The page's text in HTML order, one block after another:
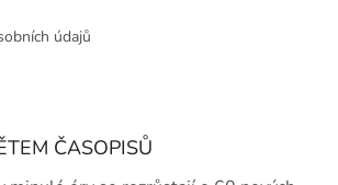
údajů
ČASOPISŮ